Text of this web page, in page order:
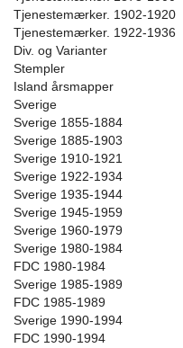
Tjenestemærker. 1902-1920
Tjenestemærker. 1922-1936
Div. og Varianter
Stempler
Island årsmapper
Sverige
Sverige 1855-1884
Sverige 1885-1903
Sverige 1910-1921
Sverige 1922-1934
Sverige 1935-1944
Sverige 1945-1959
Sverige 1960-1979
Sverige 1980-1984
FDC 1980-1984
Sverige 1985-1989
FDC 1985-1989
Sverige 1990-1994
FDC 1990-1994